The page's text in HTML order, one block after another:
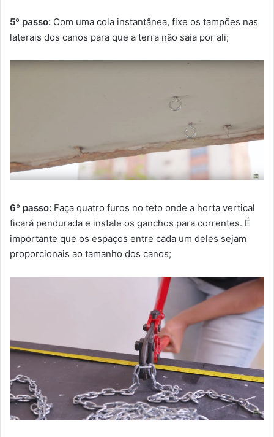
5º passo: Com uma cola instantânea, fixe os tampões nas
laterais dos canos para que a terra não saia por ali;
6º passo: Faça quatro furos no teto onde a horta vertical
ficará pendurada e instale os ganchos para correntes. É
importante que os espaços entre cada um deles sejam
proporcionais ao tamanho dos canos;